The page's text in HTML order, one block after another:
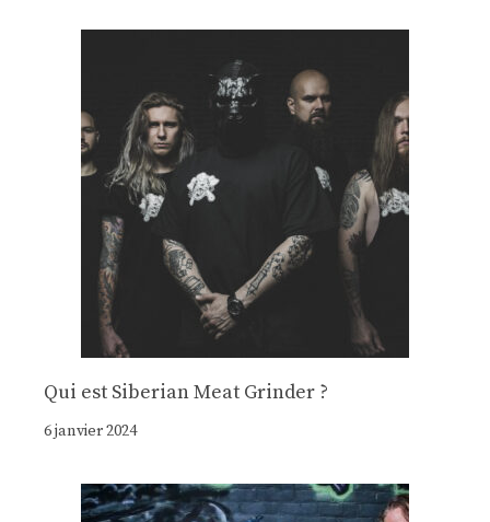
Qui est Siberian Meat Grinder ?
6 janvier 2024